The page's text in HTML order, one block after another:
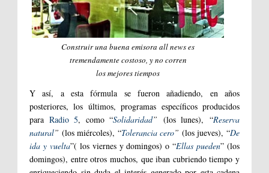
Construir una buena emisora all newses
tremendamente costoso, y no corren
los mejores tiempos
Y así, a esta fórmula se fueron añadiendo, en años
posteriores, los últimos, programas específicos producidos
para Radio 5, como “Solidaridad” (los lunes), “Reserva
natural” (los miércoles), “Tolerancia cero” (los jueves), “De
ida y vuelta”( los viernes y domingos) o “Ellas pueden” (los
domingos), entre otros muchos, que iban cubriendo tiempo y